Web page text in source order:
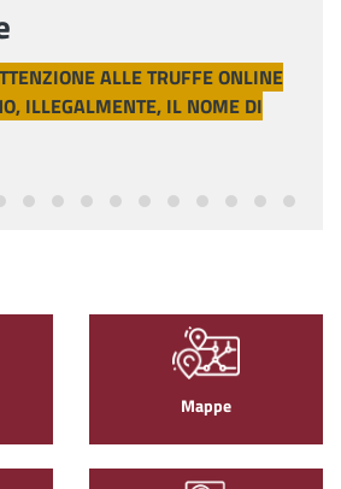
ALLE TRUFFE ONLINE
ILLEGALMENTE, IL NOME DI
Mappe